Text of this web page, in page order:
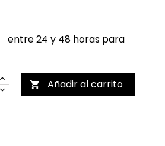
entre 24 y 48 horas para
 Añadir al carrito